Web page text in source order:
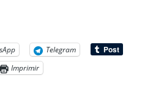
Telegram
Imprimir